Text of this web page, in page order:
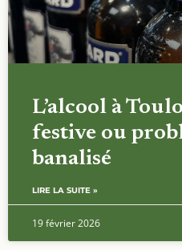
L’alcool à
festive ou
banalisé
LIRE LA SUITE »
19 février 2026